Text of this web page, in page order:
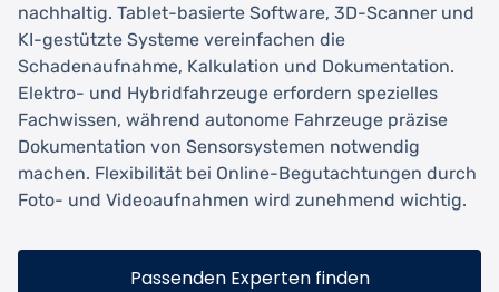
nachhaltig. Tablet-basierte Software, 3D-Scanner und
KI-gestützte Systeme vereinfachen die
Schadenaufnahme, Kalkulation und Dokumentation.
Elektro- und Hybridfahrzeuge erfordern spezielles
Fachwissen, während autonome Fahrzeuge präzise
Dokumentation von Sensorsystemen notwendig
machen. Flexibilität bei Online-Begutachtungen durch
Foto- und Videoaufnahmen wird zunehmend wichtig.
Passenden Experten finden